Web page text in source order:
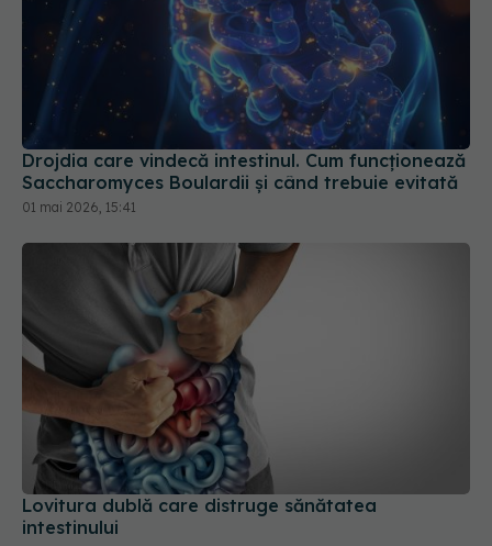
Drojdia care vindecă intestinul. Cum funcționează
Saccharomyces Boulardii și când trebuie evitată
01 mai 2026, 15:41
Lovitura dublă care distruge sănătatea
intestinului